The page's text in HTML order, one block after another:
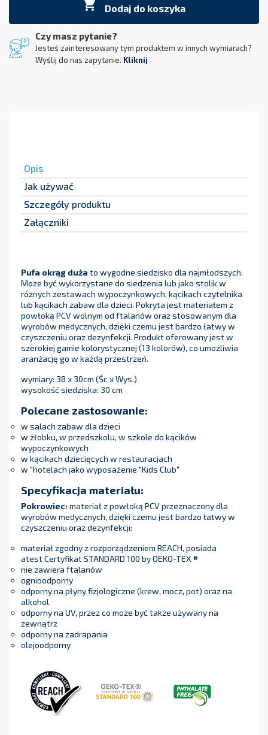
 Dodaj do koszyka
Czy masz pytanie?
Jesteś zainteresowany tym produktem w innych wymiarach?
Wyślij do nas zapytanie. Kliknij
Opis
Jak używać
Szczegóły produktu
Załączniki
Pufa okrąg duża to wygodne siedzisko dla najmłodszych.
Może być wykorzystane do siedzenia lub jako stolik w
różnych zestawach wypoczynkowych, kącikach czytelnika
lub kącikach zabaw dla dzieci. Pokryta jest materiałem z
powłoką PCV wolnym od ftalanów oraz stosowanym dla
wyrobów medycznych, dzięki czemu jest bardzo łatwy w
czyszczeniu oraz dezynfekcji. Produkt oferowany jest w
szerokiej gamie kolorystycznej (13 kolorów), co umożliwia
aranżację go w każdą przestrzeń.
wymiary: 38 x 30cm (Śr. x Wys.)
wysokość siedziska: 30 cm
Polecane zastosowanie:
w salach zabaw dla dzieci
w żłobku, w przedszkolu, w szkole do kącików
wypoczynkowych
w kącikach dziecięcych w restauracjach
w "hotelach jako wyposażenie "Kids Club"
Specyfikacja materiału:
Pokrowiec:materiał z powłoką PCV przeznaczony dla
wyrobów medycznych, dzięki czemu jest bardzo łatwy w
czyszczeniu oraz dezynfekcji:
materiał zgodny z rozporządzeniem REACH, posiada
atest Certyfikat STANDARD 100 by OEKO-TEX ®
nie zawiera ftalanów
ognioodporny
odporny na płyny fizjologiczne (krew, mocz, pot) oraz na
alkohol
odporny na UV, przez co może być także używany na
zewnątrz
odporny na zadrapania
olejoodporny